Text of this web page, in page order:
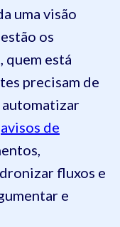
uma visão
os
quem está
precisam de
automatizar
avisos de
fluxos e
e